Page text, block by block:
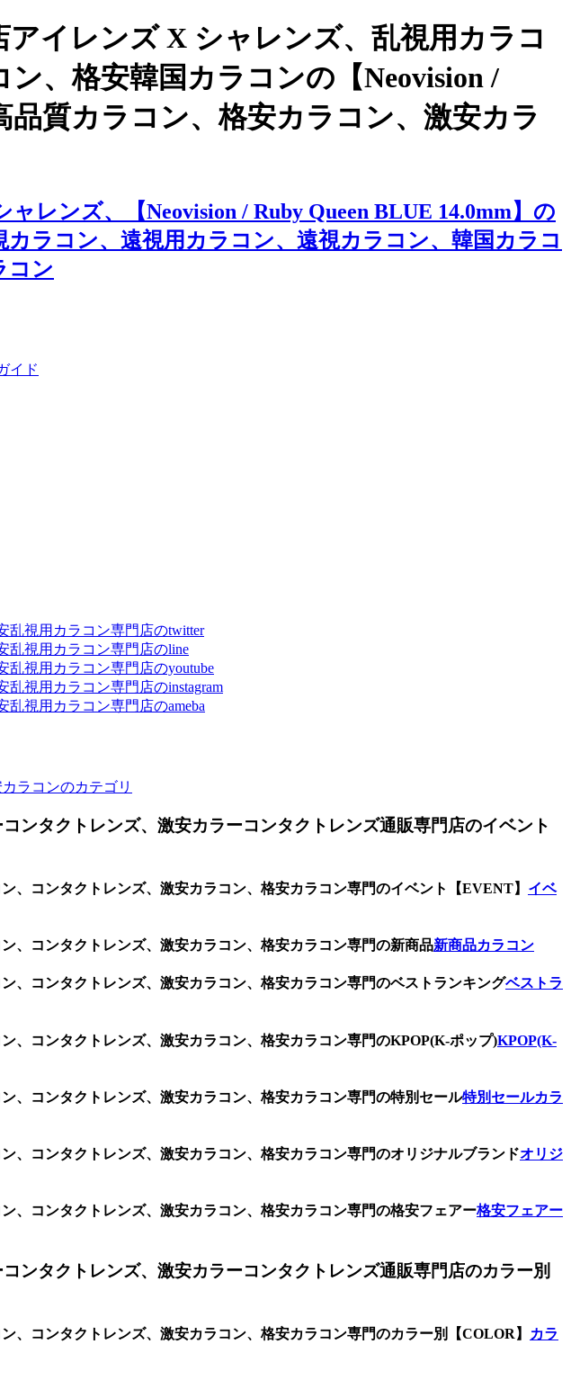
イレンズ X シャレンズ、乱視用カラコ
、格安韓国カラコンの【Neovision /
品質カラコン、格安カラコン、激安カラ
レンズ、【Neovision / Ruby Queen BLUE 14.0mm】の
ラコン、遠視用カラコン、遠視カラコン、韓国カラコ
コン
イド
乱視用カラコン専門店のtwitter
乱視用カラコン専門店のline
視用カラコン専門店のyoutube
視用カラコン専門店のinstagram
視用カラコン専門店のameba
ラコンのカテゴリ
ンタクトレンズ、激安カラーコンタクトレンズ通販専門店のイベント
コンタクトレンズ、激安カラコン、格安カラコン専門のイベント【EVENT】 イベ
、コンタクトレンズ、激安カラコン、格安カラコン専門の新商品新商品カラコン
、コンタクトレンズ、激安カラコン、格安カラコン専門のベストランキングベストラ
、コンタクトレンズ、激安カラコン、格安カラコン専門のKPOP(K-ポップ)KPOP(K-
、コンタクトレンズ、激安カラコン、格安カラコン専門の特別セール特別セールカラ
コンタクトレンズ、激安カラコン、格安カラコン専門のオリジナルブランドオリジ
、コンタクトレンズ、激安カラコン、格安カラコン専門の格安フェアー格安フェアー
ンタクトレンズ、激安カラーコンタクトレンズ通販専門店のカラー別
コンタクトレンズ、激安カラコン、格安カラコン専門のカラー別【COLOR】
カラ